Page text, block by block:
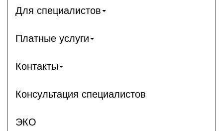
Для специалистов
Платные услуги
Контакты
Консультация специалистов
ЭКО